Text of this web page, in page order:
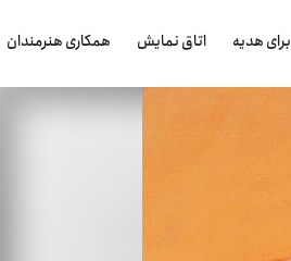
برای هدیه اتاق نمایش همکاری هنرمندان